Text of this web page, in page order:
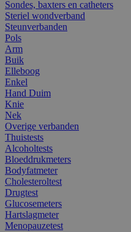
Sondes, baxters en catheters
Steriel wondverband
Steunverbanden
Pols
Arm
Buik
Elleboog
Enkel
Hand Duim
Knie
Nek
Overige verbanden
Thuistests
Alcoholtests
Bloeddrukmeters
Bodyfatmeter
Cholesteroltest
Drugtest
Glucosemeters
Hartslagmeter
Menopauzetest